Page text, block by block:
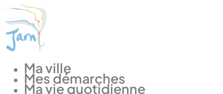
Panneau de gestion des cookies
Ma ville
Mes démarches
Ma vie quotidienne